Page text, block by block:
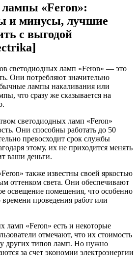
«Feron»:
и минусы, лучшие
с выгодой
светодиодных ламп «Feron» — это
Они потребляют значительно
лампы накаливания или
что сразу же сказывается на
светодиодных ламп «Feron»
Они способны работать до 50
превосходит срок службы
этому, их не приходится менять
ваши деньги.
также известны своей яркостью
оттенком света. Они обеспечивают
освещение помещения, что особенно
проведения работ или
ламп «Feron» есть и некоторые
отмечают, что их стоимость
других типов ламп. Но нужно
за счет экономии электроэнергии